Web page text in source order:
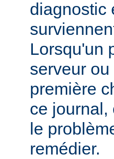
diagnostic
Lorsqu'un
serveur
première
ce journal,
le
remédier.